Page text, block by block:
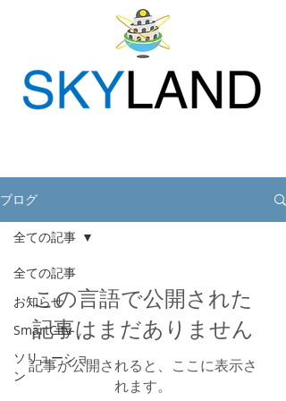
ブログ
全ての記事
お知らせ
SmartCity
ソリューショ
ン
全ての記事
この言語で公開された
記事はまだありません
記事が公開されると、ここに表示さ
れます。